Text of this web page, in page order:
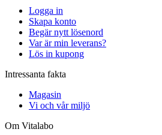
Logga in
Skapa konto
Begär nytt lösenord
Var är min leverans?
Lös in kupong
Intressanta fakta
Magasin
Vi och vår miljö
Om Vitalabo